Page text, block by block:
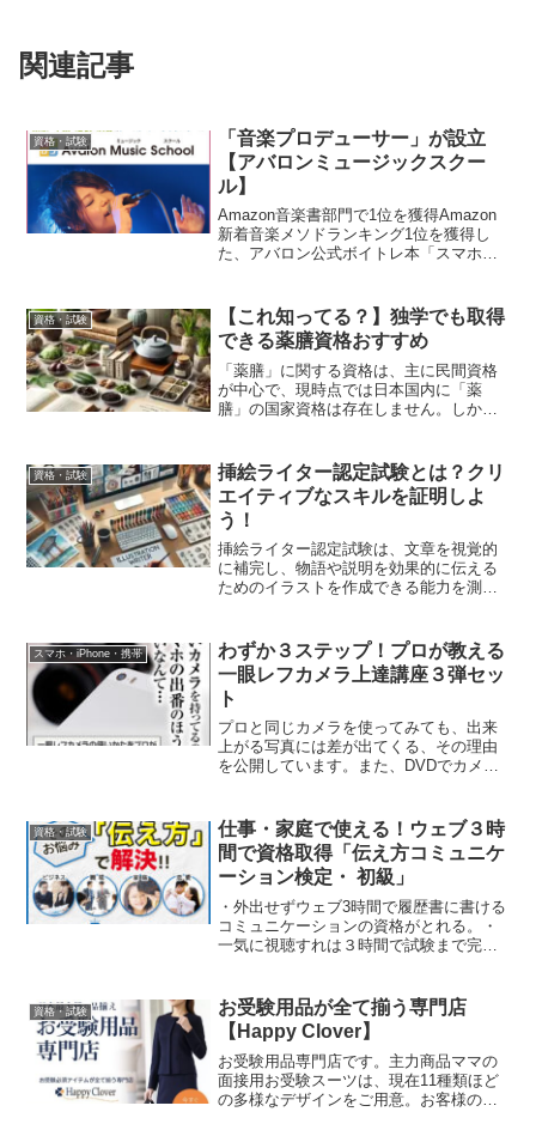
関連記事
資格・試験
「音楽プロデューサー」が設立
【アバロンミュージックスクー
ル】
Amazon音楽書部門で1位を獲得Amazon
新着音楽メソドランキング1位を獲得し
た、アバロン公式ボイトレ本「スマホで
「魔法のボイストレーニング」が全国の
書店にて発売中！ボーカルの上達方法や
コツが網羅されています。
資格・試験
【これ知ってる？】独学でも取得
できる薬膳資格おすすめ
「薬膳」に関する資格は、主に民間資格
が中心で、現時点では日本国内に「薬
膳」の国家資格は存在しません。しか
有益です。以下、代表的な薬膳に関連す
る資格とそれにまつわる情報を紹介しま
す。
資格・試験
挿絵ライター認定試験とは？クリ
エイティブなスキルを証明しよ
う！
挿絵ライター認定試験は、文章を視覚的
に補完し、物語や説明を効果的に伝える
ためのイラストを作成できる能力を測定
方にとって、スキルを証明する手段とし
て活用されています。
スマホ・iPhone・携帯
わずか３ステップ！プロが教える
一眼レフカメラ上達講座３弾セッ
ト
プロと同じカメラを使ってみても、出来
上がる写真には差が出てくる、その理由
を公開しています。また、DVDでカメラ
ご年配の方にも人気です。
資格・試験
仕事・家庭で使える！ウェブ３時
間で資格取得「伝え方コミュニケ
ーション検定・ 初級」
・外出せずウェブ3時間で履歴書に書ける
コミュニケーションの資格がとれる。・
一気に視聴すれは３時間で試験まで完了
3時間となります。・家庭（子育て・夫婦
関係）や職場の人間関係で役立つ実践的
なメソッド。・シンプルでわかりやす
く、実例が盛りだくさんの内容。・一人
でできるワークショップつき。・３か月
間何度でも繰り返し視聴できます。
資格・試験
お受験用品が全て揃う専門店
【Happy Clover】
お受験用品専門店です。主力商品ママの
面接用お受験スーツは、現在11種類ほど
の多様なデザインをご用意。お客様のお